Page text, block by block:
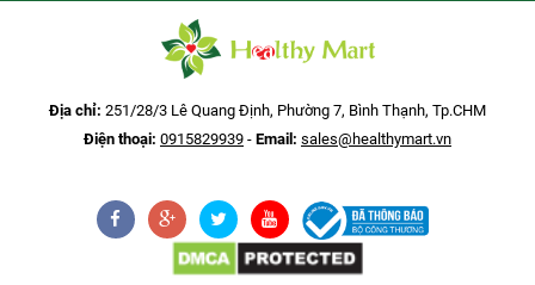
Địa chỉ: 251/28/3 Lê Quang Định, Phường 7, Bình Thạnh, Tp.CHM
Điện thoại: 0915829939 - Email: sales@healthymart.vn